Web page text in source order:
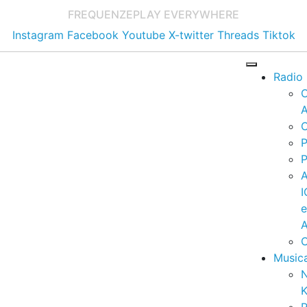
FREQUENZEPLAY EVERYWHERE
Instagram Facebook Youtube X-twitter Threads Tiktok
Radio
e